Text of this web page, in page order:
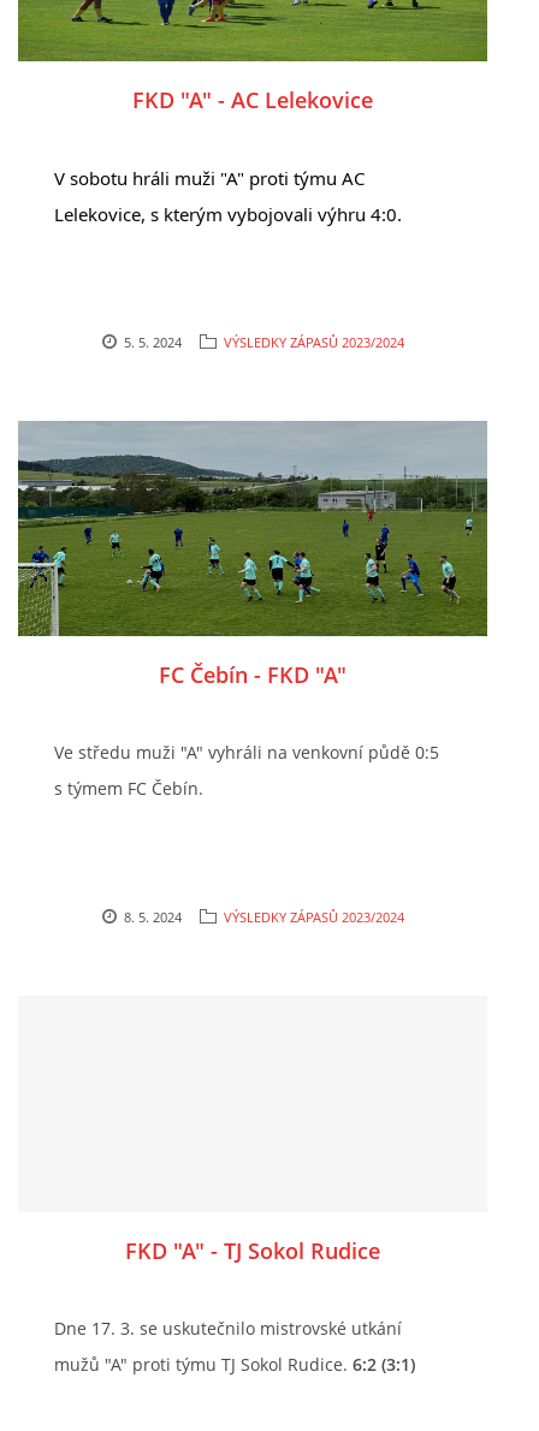
FKD "A" - AC Lelekovice
V sobotu hráli muži "A" proti týmu AC
Lelekovice, s kterým vybojovali výhru 4:0.
5. 5. 2024 VÝSLEDKY ZÁPASŮ 2023/2024
FC Čebín - FKD "A"
Ve středu muži "A" vyhráli na venkovní půdě 0:5
s týmem FC Čebín.
8. 5. 2024 VÝSLEDKY ZÁPASŮ 2023/2024
FKD "A" - TJ Sokol Rudice
Dne 17. 3. se uskutečnilo mistrovské utkání
mužů "A" proti týmu TJ Sokol Rudice. 6:2 (3:1)